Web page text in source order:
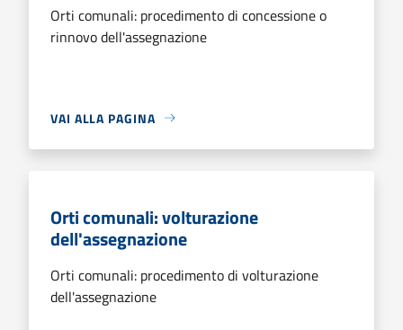
Orti comunali: procedimento di concessione o
rinnovo dell'assegnazione
VAI ALLA PAGINA
Orti comunali: volturazione
dell'assegnazione
Orti comunali: procedimento di volturazione
dell'assegnazione